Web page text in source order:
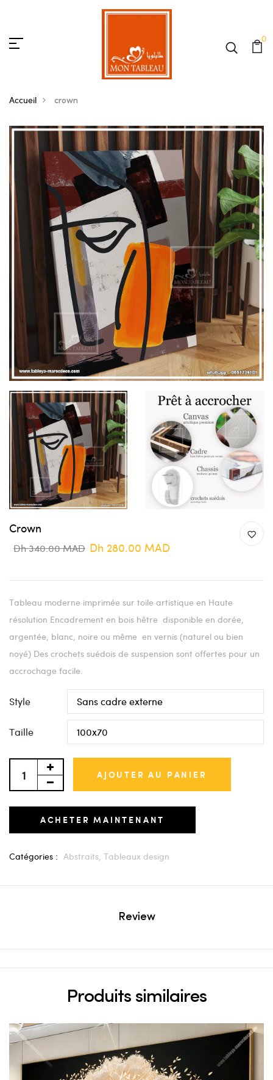
0
Accueil crown
Crown
Dh 340.00 MAD Dh 280.00 MAD
Tableau moderne imprimée sur toile artistique en Haute
résolution Encadrement en bois hêtre disponible en dorée,
argentée, blanc, noire ou même en vernis (naturel ou bien
noyé) Des crochets suédois de suspension sont offertes pour un
accrochage facile.
Style
Taille
AJOUTER AU PANIER
ACHETER MAINTENANT
Catégories : Abstraits, Tableaux design
Review
Produits similaires